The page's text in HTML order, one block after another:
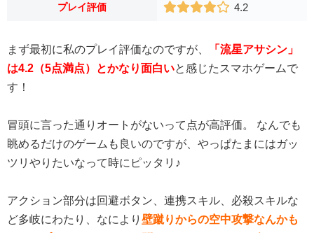
プレイ評価 4.2
まず最初に私のプレイ評価なのですが、
「流星アサシン」
は4.2（5点満点）とかなり面白いと感じたスマホゲームで
す！
冒頭に言った通りオートがないって点が高評価。 なんでも
眺めるだけのゲームも良いのですが、やっぱたまにはガッ
ツリやりたいなって時にピッタリ♪
アクション部分は回避ボタン、連携スキル、必殺スキルな
ど多岐にわたり、なにより 壁蹴りからの空中攻撃なんかも